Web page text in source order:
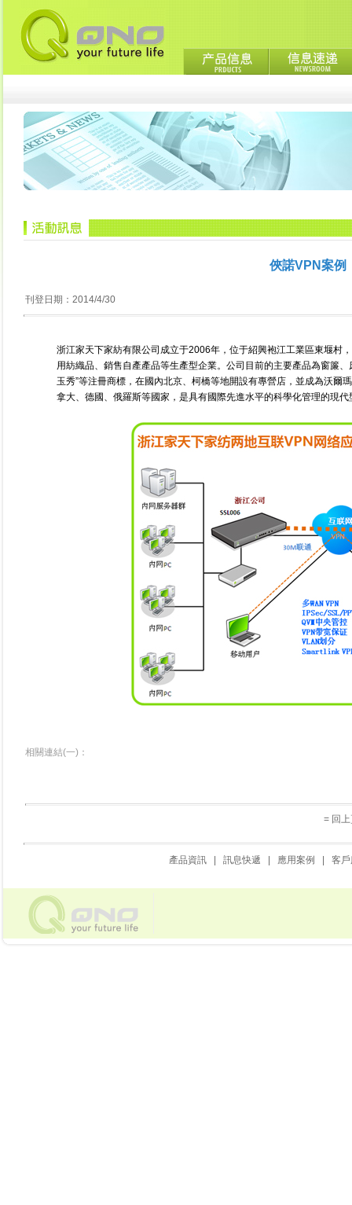
俠諾VPN案例
刊登日期：2014/4/30
浙江家天下家紡有限公司成立于2006年，位于紹興袍江工業區東堰村
用紡織品、銷售自產產品等生產型企業。公司目前的主要產品為窗簾、
玉秀”等注冊商標，在國內北京、柯橋等地開設有專營店，並成為沃
拿大、德國、俄羅斯等國家，是具有國際先進水平的科學化管理的現代
相關連結(一)：
= 回
產品資訊 訊息快遞 應用案例 客